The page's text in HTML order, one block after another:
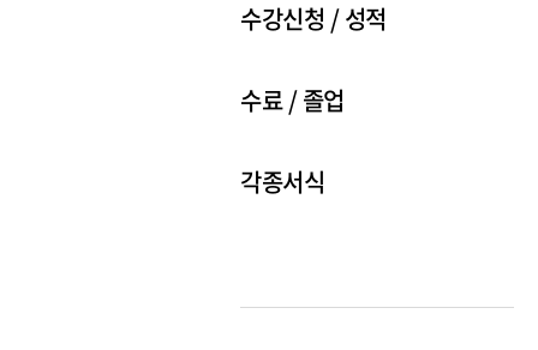
수강신청 / 성적
수료 / 졸업
각종서식